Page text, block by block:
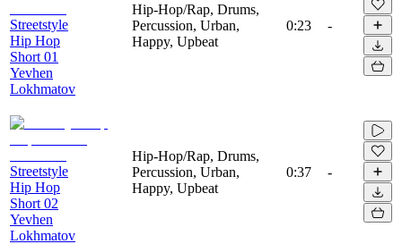
Streetstyle
Hip Hop
Short 01
Yevhen
Lokhmatov
Hip-Hop/Rap, Drums,
Percussion, Urban,
Happy, Upbeat
0:23 -
Streetstyle
Hip Hop
Short 02
Yevhen
Lokhmatov
Hip-Hop/Rap, Drums,
Percussion, Urban,
Happy, Upbeat
0:37 -